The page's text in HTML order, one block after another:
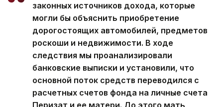
законных источников дохода, которые
могли бы объяснить приобретение
дорогостоящих автомобилей, предметов
роскоши и недвижимости. В ходе
следствия мы проанализировали
банковские выписки и установили, что
основной поток средств переводился с
расчетных счетов фонда на личные счета